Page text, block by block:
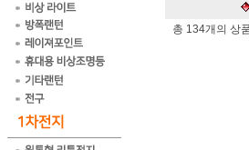
총 134개의 상